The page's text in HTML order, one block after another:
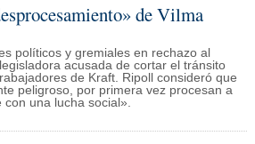
de Vilma
políticos y gremiales en rechazo al
acusada de cortar el tránsito
de Kraft. Ripoll consideró que
peligroso, por primera vez procesan a
una lucha social».